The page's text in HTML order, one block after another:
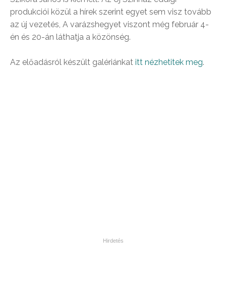
produkciói közül a hírek szerint egyet sem visz tovább
az új vezetés, A varázshegyet viszont még február 4-
én és 20-án láthatja a közönség.
Az előadásról készült galériánkat itt nézhetitek meg.